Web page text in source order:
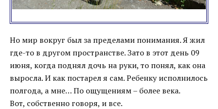
Но мир вокруг был за пределами понимания. Я жил
где-то в другом пространстве. Зато в этот день 09
июня, когда поднял дочь на руки, то понял, как она
выросла. И как постарел я сам. Ребенку исполнилось
полгода, а мне… По ощущениям – более века.
Вот, собственно говоря, и все.